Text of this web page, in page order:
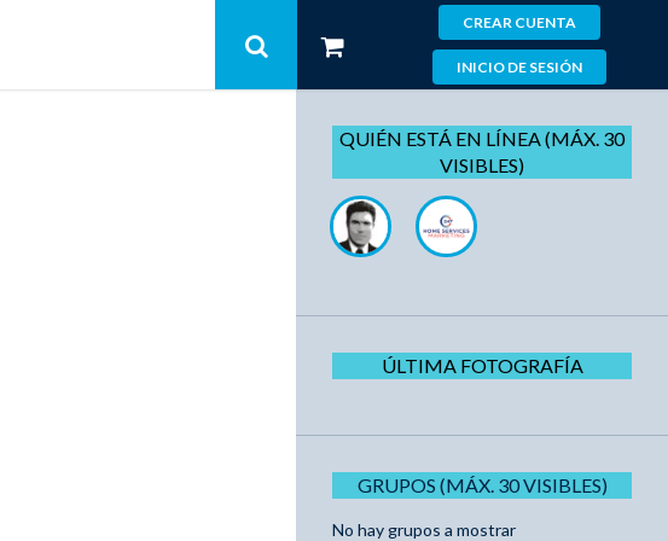
CREAR CUENTA
INICIO DE SESIÓN
QUIÉN ESTÁ EN LÍNEA (MÁX. 30
VISIBLES)
ÚLTIMA FOTOGRAFÍA
GRUPOS (MÁX. 30 VISIBLES)
No hay grupos a mostrar